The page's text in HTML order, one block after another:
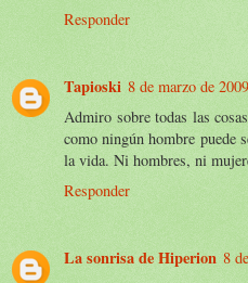
Responder
Tapioski 8 de marzo de
Admiro sobre todas las
como ningún hombre puede
la vida. Ni hombres, ni
Responder
La sonrisa de Hiperion 8